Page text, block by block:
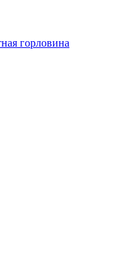
горловина